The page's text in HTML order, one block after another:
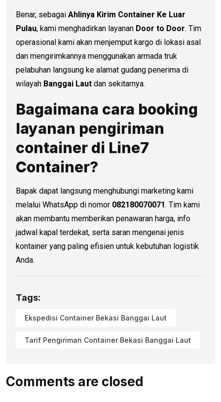
Benar, sebagai Ahlinya Kirim Container Ke Luar
Pulau, kami menghadirkan layanan Door to Door. Tim
operasional kami akan menjemput kargo di lokasi asal
dan mengirimkannya menggunakan armada truk
pelabuhan langsung ke alamat gudang penerima di
wilayah Banggai Laut dan sekitarnya.
Bagaimana cara booking
layanan pengiriman
container di Line7
Container?
Bapak dapat langsung menghubungi marketing kami
melalui WhatsApp di nomor 082180070071. Tim kami
akan membantu memberikan penawaran harga, info
jadwal kapal terdekat, serta saran mengenai jenis
kontainer yang paling efisien untuk kebutuhan logistik
Anda.
Tags:
Ekspedisi Container Bekasi Banggai Laut
Tarif Pengiriman Container Bekasi Banggai Laut
Comments are closed